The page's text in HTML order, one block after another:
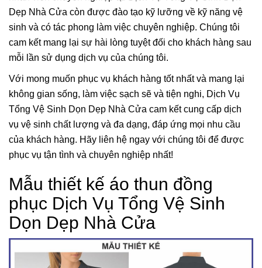
Dẹp Nhà Cửa còn được đào tạo kỹ lưỡng về kỹ năng vệ
sinh và có tác phong làm việc chuyên nghiệp. Chúng tôi
cam kết mang lại sự hài lòng tuyệt đối cho khách hàng sau
mỗi lần sử dụng dịch vụ của chúng tôi.
Với mong muốn phục vụ khách hàng tốt nhất và mang lại
không gian sống, làm việc sạch sẽ và tiện nghi, Dịch Vụ
Tổng Vệ Sinh Dọn Dẹp Nhà Cửa cam kết cung cấp dịch
vụ vệ sinh chất lượng và đa dạng, đáp ứng mọi nhu cầu
của khách hàng. Hãy liên hệ ngay với chúng tôi để được
phục vụ tận tình và chuyên nghiệp nhất!
Mẫu thiết kế áo thun đồng
phục Dịch Vụ Tổng Vệ Sinh
Dọn Dẹp Nhà Cửa